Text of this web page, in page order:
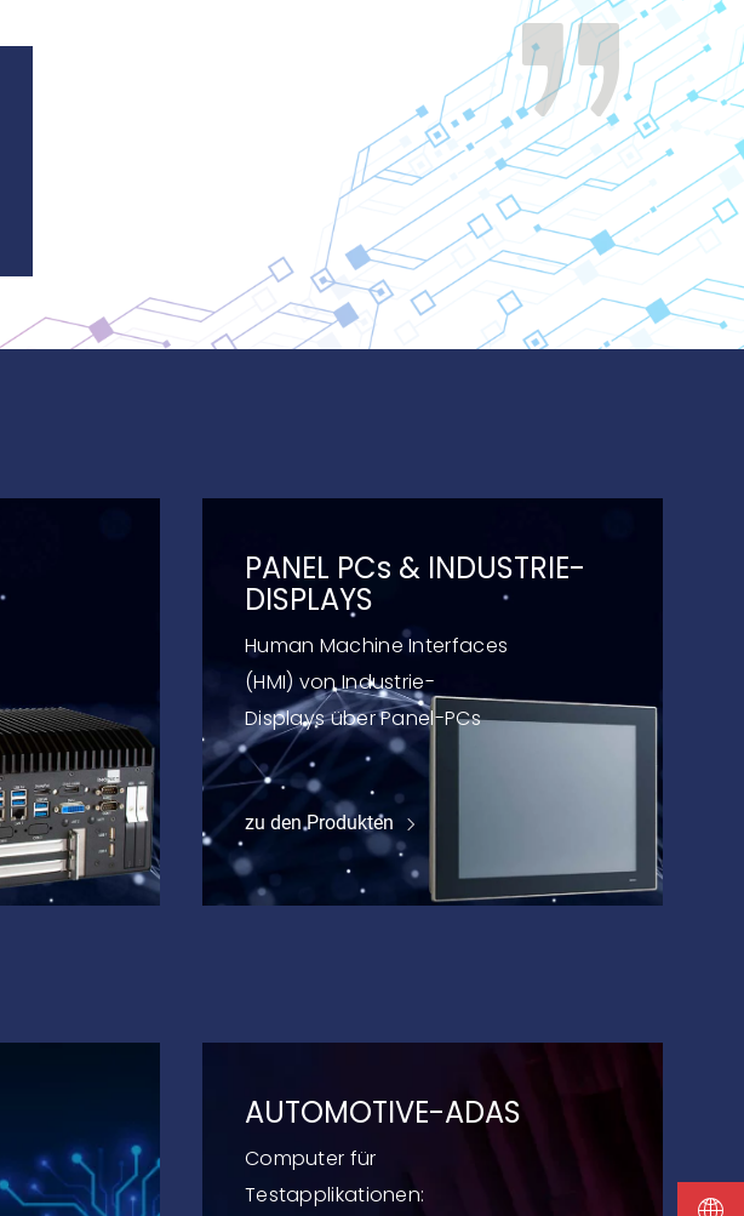
PANEL PCs &INDUSTRIE-
DISPLAYS
Human Machine Interfaces
(HMI) von Industrie-
Displays über Panel-PCs
zu den Produkten
AUTOMOTIVE-ADAS
Computer für
Testapplikationen: